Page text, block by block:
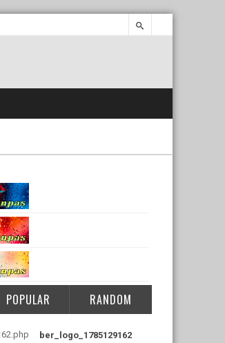
POPULAR RANDOM
ber_logo_1785129162